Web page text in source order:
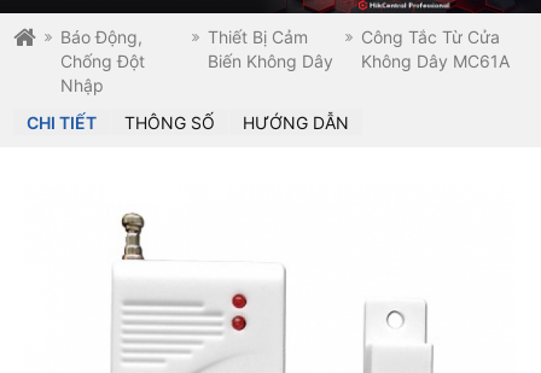
Báo Động,
Chống Đột
Nhập
Thiết Bị Cảm
Biến Không Dây
Công Tắc Từ Cửa
Không Dây MC61A
CHI TIẾT THÔNG SỐ HƯỚNG DẪN